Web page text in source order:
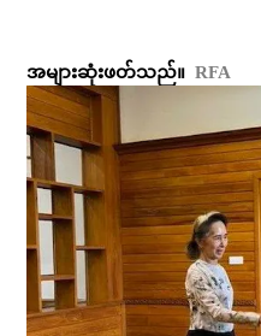
အများဆုံးဖတ်သည်။ RFA